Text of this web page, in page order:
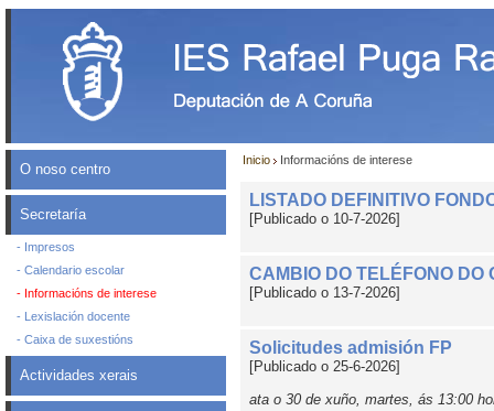
O noso centro
Secretaría
- Impresos
- Calendario escolar
- Informacións de interese
- Lexislación docente
- Caixa de suxestións
Actividades xerais
Inicio Informacións de interese
LISTADO DEFINITIVO
[Publicado o 10-7-2026]
CAMBIO DO TELÉFONO DO
[Publicado o 13-7-2026]
Solicitudes admisión FP
[Publicado o 25-6-2026]
ata o 30 de xuño, martes, ás 13:00